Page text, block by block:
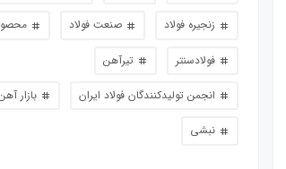
زنجيره فولاد صنعت فولاد
فولادسنتر تیرآهن
انجمن تولیدکنندگان فولاد ایران بازار
نبشی